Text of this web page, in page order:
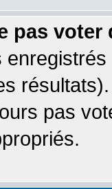
pas voter
pas